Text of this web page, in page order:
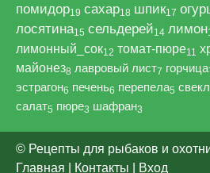
помидор19 сахар18 шпик17
лосятина15 сельдерей14 лимон
лимонный_сок12 томат-пюре11
майонез8 лавровый лист7 горчица
эстрагон6 печень6 перепела5
салат5 пюре3 шафран3
© Рецепты для рыбаков и
Главная
Контакты Вход